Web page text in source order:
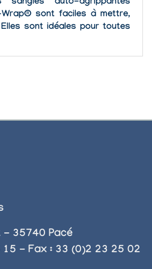
sangles auto-agrippantes
sont faciles à mettre,
sont idéales pour toutes
et des entretiens
- 35740 Pacé
15 - Fax : 33 (0)2 23 25 02